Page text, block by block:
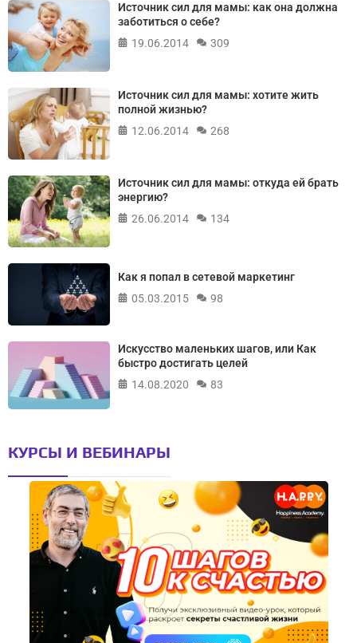
Источник сил для мамы: как она должна
заботиться о себе?
19.06.2014
309
Источник сил для мамы: хотите жить
полной жизнью?
12.06.2014
268
Источник сил для мамы: откуда ей брать
энергию?
26.06.2014
134
Как я попал в сетевой маркетинг
05.03.2015
98
Искусство маленьких шагов, или Как
быстро достигать целей
14.08.2020
83
КУРСЫ И ВЕБИНАРЫ